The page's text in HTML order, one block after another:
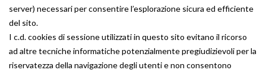
server) necessari per consentire l’esplorazione sicura ed efficiente
del sito.
I c.d. cookies di sessione utilizzati in questo sito evitano il ricorso
ad altre tecniche informatiche potenzialmente pregiudizievoli per la
riservatezza della navigazione degli utenti e non consentono